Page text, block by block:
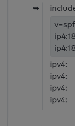
➥
ipv4:
ipv4:
ipv4:
ipv4: